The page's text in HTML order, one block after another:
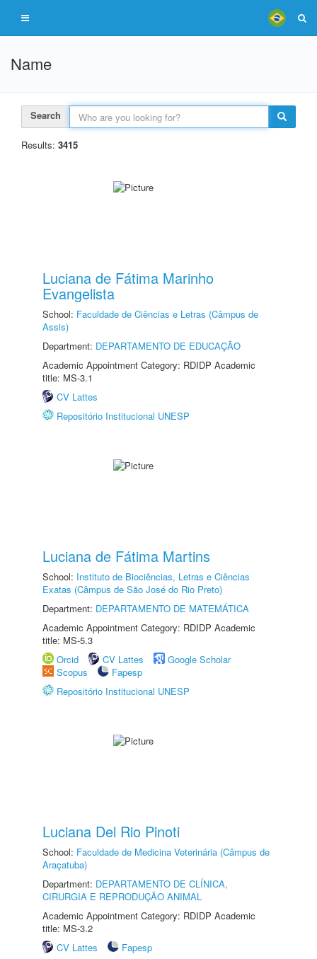
Name
Search
Results: 3415
Luciana de Fátima Marinho
Evangelista
School: Faculdade de Ciências e Letras (Câmpus de
Assis)
Department: DEPARTAMENTO DE EDUCAÇÃO
Academic Appointment Category: RDIDP Academic
title: MS-3.1
CV Lattes
Repositório Institucional UNESP
Luciana de Fátima Martins
School: Instituto de Biociências, Letras e Ciências
Exatas (Câmpus de São José do Rio Preto)
Department: DEPARTAMENTO DE MATEMÁTICA
Academic Appointment Category: RDIDP Academic
title: MS-5.3
Orcid
CV Lattes
Google Scholar
Scopus
Fapesp
Repositório Institucional UNESP
Luciana Del Rio Pinoti
School: Faculdade de Medicina Veterinária (Câmpus de
Araçatuba)
Department: DEPARTAMENTO DE CLÍNICA,
CIRURGIA E REPRODUÇÃO ANIMAL
Academic Appointment Category: RDIDP Academic
title: MS-3.2
CV Lattes
Fapesp